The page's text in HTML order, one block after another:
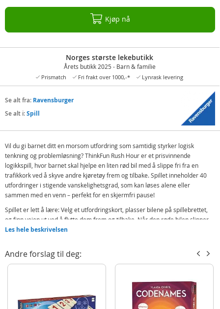
Kjøp nå
Norges største lekebutikk
Årets butikk 2025 - Barn & familie
Prismatch Fri frakt over 1000,-* Lynrask levering
Se alt fra: Ravensburger
Se alt i:Spill
Vil du gi barnet ditt en morsom utfordring som samtidig styrker logisk
tenkning og problemløsning? ThinkFun Rush Hour er et prisvinnende
logikkspill, hvor barnet skal hjelpe en liten rød bil med å slippe fri fra en
trafikkork ved å skyve andre kjøretøy frem og tilbake. Spillet inneholder 40
utfordringer i stigende vanskelighetsgrad, som kan løses alene eller
sammen med en venn – perfekt for en skjermfri pause!
Spillet er lett å lære: Velg et utfordringskort, plasser bilene på spillebrettet,
og finn veien ut ved å flytte dem frem og tilbake. Når den røde bilen slipper
fri, er oppgaven løst! Rush Hour er en klassiker i skoler og barnehager, fordi
La barnet ditt oppleve gleden ved å løse utfordringer og tenke kreativt. Er
Spillebrett
Les hele beskrivelsen
Andre forslag til deg: